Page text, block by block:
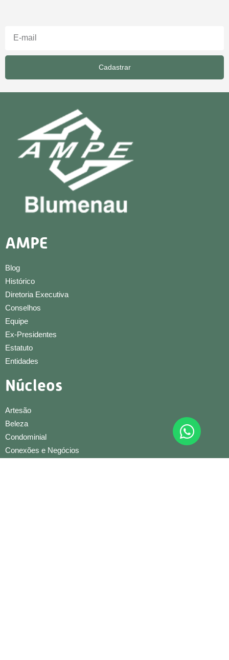
Cadastrar
AMPE
Blog
Histórico
Diretoria Executiva
Conselhos
Equipe
Ex-Presidentes
Estatuto
Entidades
Núcleos
Artesão
Beleza
Condominial
Conexões e Negócios